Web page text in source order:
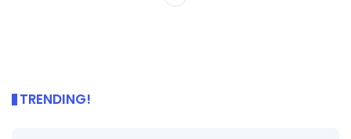
TRENDING!